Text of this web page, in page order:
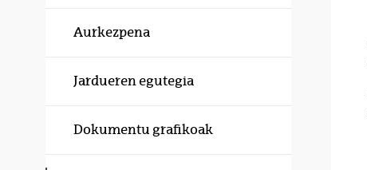
Aurkezpena
Jardueren egutegia
Dokumentu grafikoak